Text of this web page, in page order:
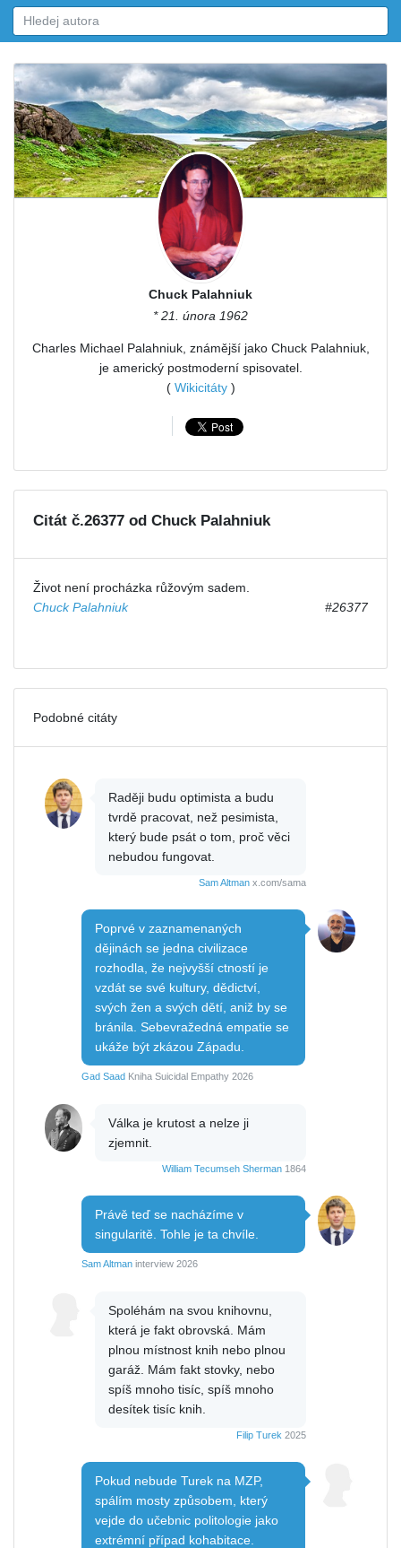
Chuck Palahniuk
* 21. února 1962
Charles Michael Palahniuk, známější jako Chuck Palahniuk,
je americký postmoderní spisovatel.
( Wikicitáty)
Citát č.26377 od Chuck Palahniuk
Život není procházka růžovým sadem.
Chuck Palahniuk
#26377
Podobné citáty
Raději budu optimista a budu
tvrdě pracovat, než pesimista,
který bude psát o tom, proč věci
nebudou fungovat.
Sam Altman x.com/sama
Poprvé v zaznamenaných
dějinách se jedna civilizace
rozhodla, že nejvyšší ctností je
vzdát se své kultury, dědictví,
svých žen a svých dětí, aniž by se
bránila. Sebevražedná empatie se
ukáže být zkázou Západu.
Gad Saad Kniha Suicidal Empathy 2026
Válka je krutost a nelze ji
zjemnit.
William Tecumseh Sherman 1864
Právě teď se nacházíme v
singularitě. Tohle je ta chvíle.
Sam Altman interview 2026
Spoléhám na svou knihovnu,
která je fakt obrovská. Mám
plnou místnost knih nebo plnou
garáž. Mám fakt stovky, nebo
spíš mnoho tisíc, spíš mnoho
desítek tisíc knih.
Filip Turek 2025
Pokud nebude Turek na MZP,
spálím mosty způsobem, který
vejde do učebnic politologie jako
extrémní případ kohabitace.